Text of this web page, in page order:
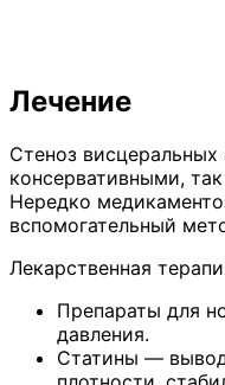
Лечение
Стеноз висцеральных
консервативными,
Нередко
вспомогательный
Лекарственная
Препараты для
давления.
Статины —